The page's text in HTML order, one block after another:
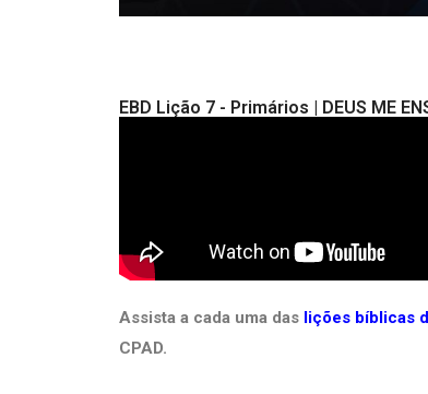
EBD Lição 7 - Primários | DEUS ME
Assista a cada uma das lições bíblicas
CPAD.